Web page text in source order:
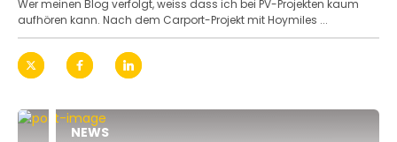
Wer meinen Blog verfolgt, weiss dass ich bei PV-Projekten kaum
aufhören kann. Nach dem Carport-Projekt mit Hoymiles ...
NEWS